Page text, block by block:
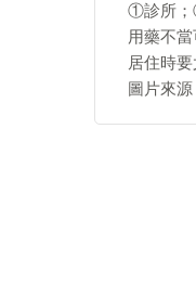
①診所；
用藥不
居住時要
圖片來